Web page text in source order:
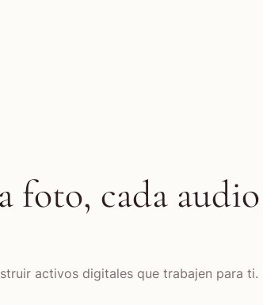
foto, cada
activos digitales que trabajen para ti.